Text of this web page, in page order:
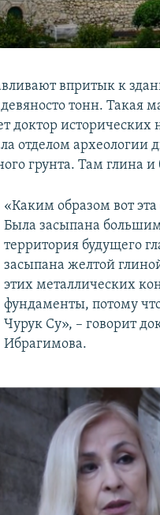
впритык к
тонн. Такая
доктор исторических
отделом археологии
грунта. Там глина и
«Каким образом вот эта
Была засыпана
территория будущего
засыпана желтой
этих металлических
фундаменты, потому
Чурук Су», – говорит
Ибрагимова.